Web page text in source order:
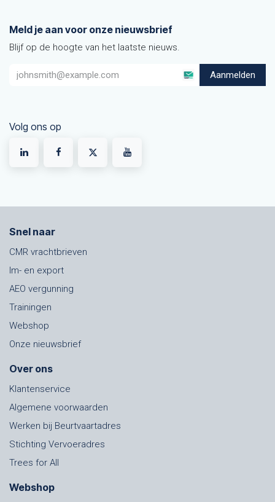
Meld je aan voor onze nieuwsbrief
Blijf op de hoogte van het laatste nieuws.
Aanmelden
Volg ons op
Snel naar
CMR vrachtbrieven
Im- en export
AEO vergunning
Trainingen
Webshop
Onze nieuwsbrief
Over ons
Klantenservice
Algemene voorwaarden
Werken bij Beurtvaartadres
Stichting Vervoeradres
Trees for All
Webshop